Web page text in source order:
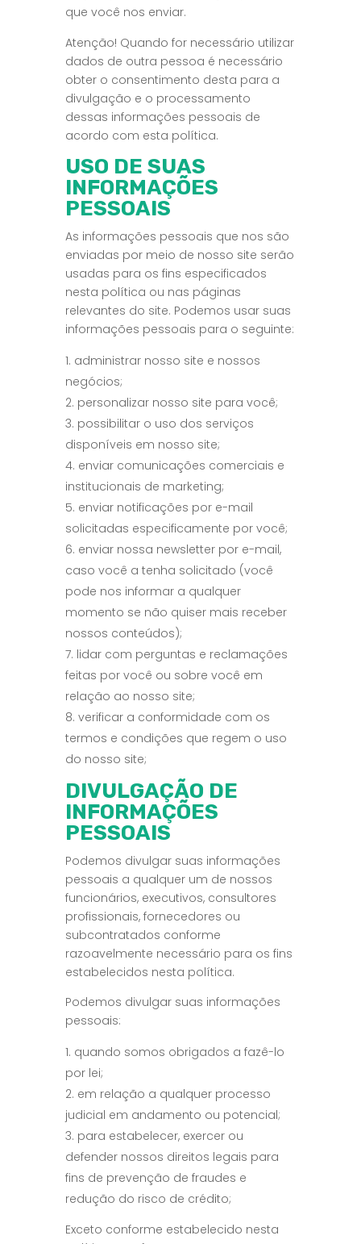
que você nos enviar.
Atenção! Quando for necessário utilizar
dados de outra pessoa é necessário
obter o consentimento desta para a
divulgação e o processamento
dessas informações pessoais de
acordo com esta política.
USO DE SUAS
INFORMAÇÕES
PESSOAIS
As informações pessoais que nos são
enviadas por meio de nosso site serão
usadas para os fins especificados
nesta política ou nas páginas
relevantes do site. Podemos usar suas
informações pessoais para o seguinte:
administrar nosso site e nossos
negócios;
personalizar nosso site para você;
possibilitar o uso dos serviços
disponíveis em nosso site;
enviar comunicações comerciais e
institucionais de marketing;
enviar notificações por e-mail
solicitadas especificamente por você;
enviar nossa newsletter por e-mail,
caso você a tenha solicitado (você
pode nos informar a qualquer
momento se não quiser mais receber
nossos conteúdos);
lidar com perguntas e reclamações
feitas por você ou sobre você em
relação ao nosso site;
verificar a conformidade com os
termos e condições que regem o uso
do nosso site;
DIVULGAÇÃO DE
INFORMAÇÕES
PESSOAIS
Podemos divulgar suas informações
pessoais a qualquer um de nossos
funcionários, executivos, consultores
profissionais, fornecedores ou
subcontratados conforme
razoavelmente necessário para os fins
estabelecidos nesta política.
Podemos divulgar suas informações
pessoais:
quando somos obrigados a fazê-lo
por lei;
em relação a qualquer processo
judicial em andamento ou potencial;
para estabelecer, exercer ou
defender nossos direitos legais para
fins de prevenção de fraudes e
redução do risco de crédito;
Exceto conforme estabelecido nesta